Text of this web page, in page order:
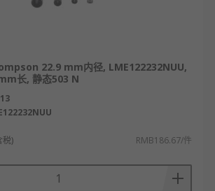
22.9 mm内径, LME122232NUU,
长, 静态503 N
税) RMB186.67/件